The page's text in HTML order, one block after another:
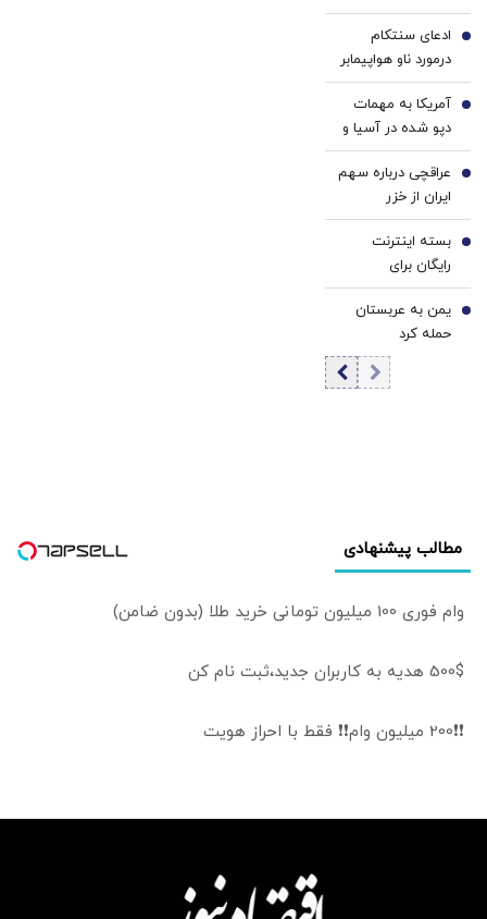
ادعای سنتکام
درمورد ناو هواپیمابر
آبراهام لینکلن در
منطقه
3
آمریکا به مهمات
دپو شده در آسیا و
اروپا روی آورد؟
4
عراقچی درباره سهم
ایران از خزر
شفاف‌سازی کرد؛
ماجرای ۵۰ درصد
چیست؟
5
بسته اینترنت
رایگان برای
خبرنگاران فعال شد
6
یمن به عربستان
حمله کرد
7
مطالب پیشنهادی
وام فوری 100 میلیون تومانی خرید طلا (بدون ضامن)
500$ هدیه به کاربران جدید،ثبت نام کن
❗❗200 میلیون وام❗❗ فقط با احراز هویت